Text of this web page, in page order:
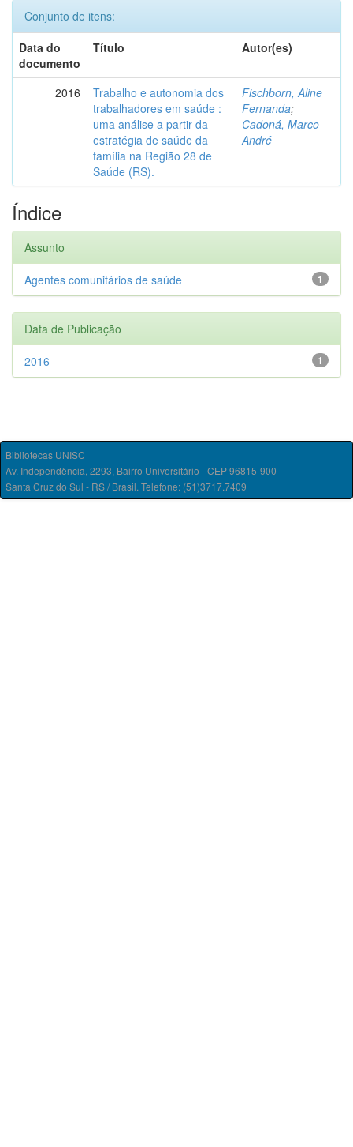
Conjunto de itens:
Data do
documento
Título Autor(es)
2016
Trabalho e autonomia dos
trabalhadores em saúde :
uma análise a partir da
estratégia de saúde da
família na Região 28 de
Saúde (RS).
Fischborn, Aline
Fernanda;
Cadoná, Marco
André
Índice
Assunto
1
Agentes comunitários de saúde
Data de Publicação
1
2016
Bibliotecas UNISC
Av. Independência, 2293, Bairro Universitário - CEP 96815-900
Santa Cruz do Sul - RS / Brasil. Telefone: (51)3717.7409